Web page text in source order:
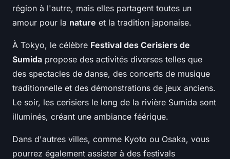
région à l'autre, mais elles partagent toutes un
amour pour la nature et la tradition japonaise.
À Tokyo, le célèbre Festival des Cerisiers de
Sumida propose des activités diverses telles que
des spectacles de danse, des concerts de musique
traditionnelle et des démonstrations de jeux anciens.
Le soir, les cerisiers le long de la rivière Sumida sont
illuminés, créant une ambiance féérique.
Dans d'autres villes, comme Kyoto ou Osaka, vous
pourrez également assister à des festivals